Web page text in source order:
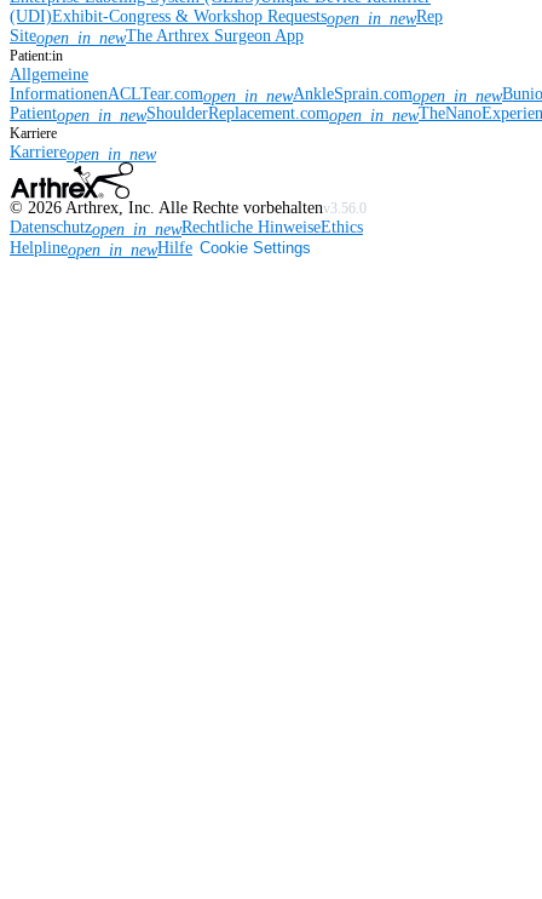
(UDI)Exhibit-Congress & Workshop Requestsopen_in_newRep
Siteopen_in_newThe Arthrex Surgeon App
Patient:in
Allgemeine
InformationenACLTear.comopen_in_newAnkleSprain.comopen_in_new
Patientopen_in_newShoulderReplacement.comopen_in_new
Karriere
Karriereopen_in_new
© 2026 Arthrex, Inc. Alle Rechte vorbehaltenv3.56.0
Datenschutzopen_in_newRechtliche HinweiseEthics
Helplineopen_in_newHilfe Cookie Settings